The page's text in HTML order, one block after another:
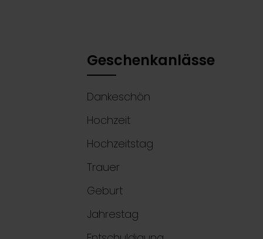
Geschenkanlässe
Dankeschön
Hochzeit
Hochzeitstag
Trauer
Geburt
Jahrestag